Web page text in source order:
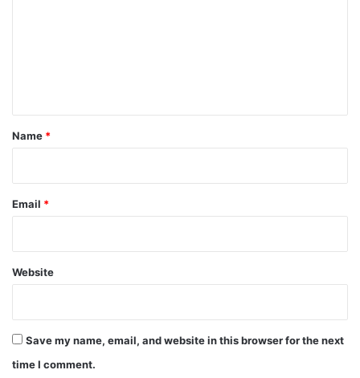
*
Name *
Email *
Website
Save my name, email, and website in this browser for the next
time I comment.